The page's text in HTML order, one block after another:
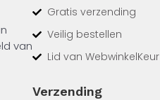
van
Gratis verzending
Veilig bestellen
Lid van WebwinkelKeur
Verzending